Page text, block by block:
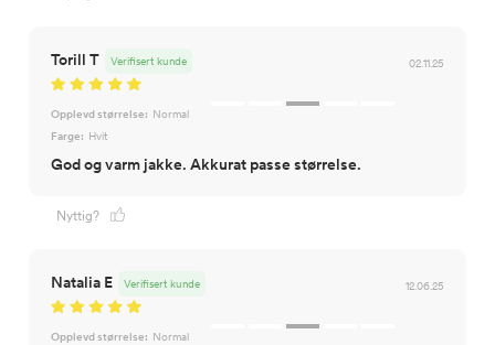
Torill T 02.11.25
Verifisert kunde
Opplevd størrelse: Normal
Farge: Hvit
God og varm jakke. Akkurat passe størrelse.
Nyttig?
Natalia E 12.06.25
Verifisert kunde
Opplevd størrelse: Normal